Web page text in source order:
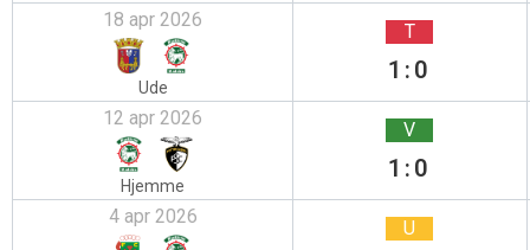
18 apr 2026
Ude
T
1:0
12 apr 2026
Hjemme
V
1:0
4 apr 2026 U